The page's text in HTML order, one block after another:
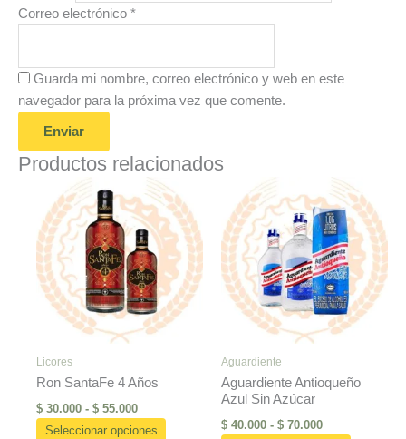
Correo electrónico *
Guarda mi nombre, correo electrónico y web en este
navegador para la próxima vez que comente.
Productos relacionados
Licores
Ron SantaFe 4 Años
$ 30.000 - $ 55.000
Rango
de
precios:
desde
$ 30.000
hasta
$ 55.000
Seleccionar opciones
Este
producto
tiene
múltiples
variantes.
Las
opciones
Aguardiente
Aguardiente Antioqueño
Azul Sin Azúcar
$ 40.000 - $ 70.000
Rango
de
precios:
desde
$ 40.000
hasta
$ 70.000
Este
producto
tiene
múltiples
Las
opciones
elegir